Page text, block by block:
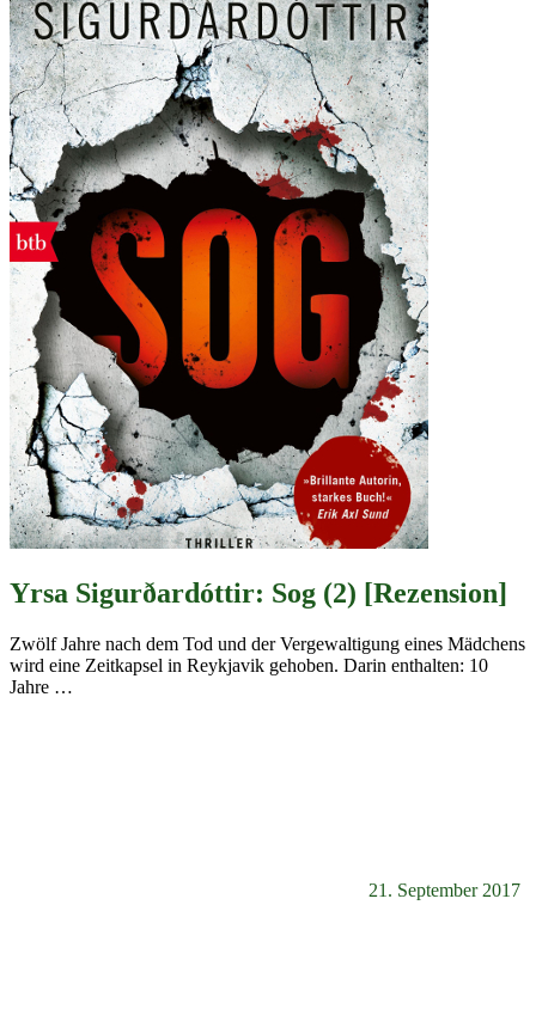
Yrsa Sigurðardóttir: Sog (2) [Rezension]
Zwölf Jahre nach dem Tod und der Vergewaltigung eines Mädchens
wird eine Zeitkapsel in Reykjavik gehoben. Darin enthalten: 10
Jahre …
21. September 2017